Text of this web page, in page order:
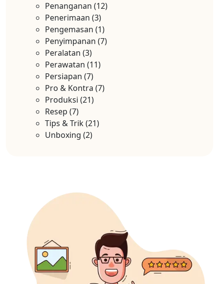
Penanganan (12)
Penerimaan (3)
Pengemasan (1)
Penyimpanan (7)
Peralatan (3)
Perawatan (11)
Persiapan (7)
Pro & Kontra (7)
Produksi (21)
Resep (7)
Tips & Trik(21)
Unboxing (2)